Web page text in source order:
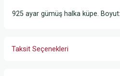
925 ayar gümüş halka küpe.
Taksit Seçenekleri